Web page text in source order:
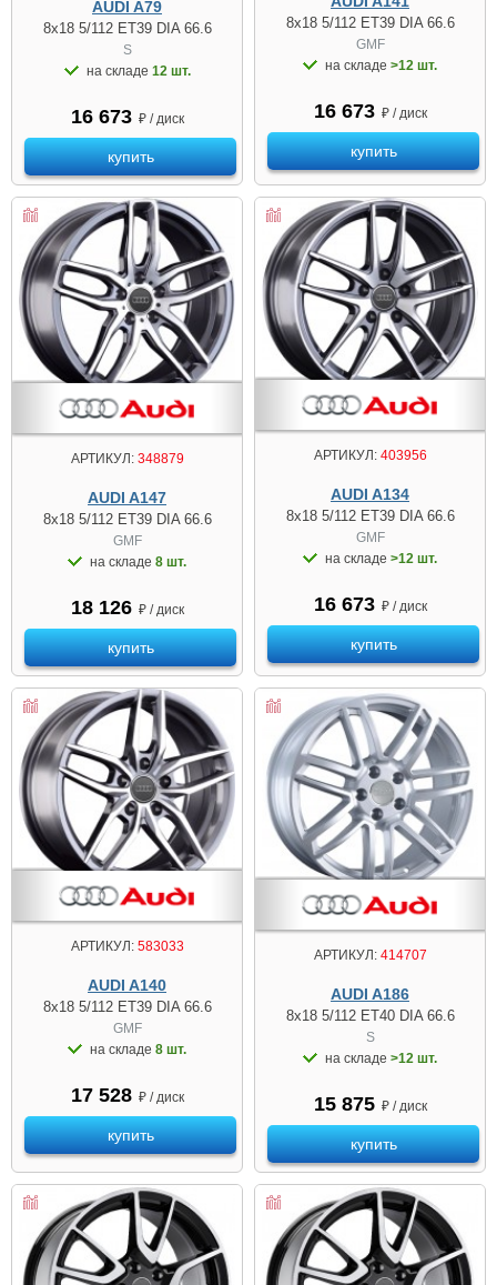
AUDI A79
8x18 5/112 ET39 DIA 66.6
S
на складе 12 шт.
16 673 ₽ / диск
купить
8x18 5/112 ET39 DIA 66.6
GMF
на складе >12 шт.
16 673 ₽ / диск
купить
АРТИКУЛ:348879
AUDI A147
8x18 5/112 ET39 DIA 66.6
GMF
на складе 8 шт.
18 126 ₽ / диск
купить
АРТИКУЛ:403956
AUDI A134
8x18 5/112 ET39 DIA 66.6
GMF
на складе >12 шт.
16 673 ₽ / диск
купить
АРТИКУЛ:583033
AUDI A140
8x18 5/112 ET39 DIA 66.6
GMF
на складе 8 шт.
17 528 ₽ / диск
купить
АРТИКУЛ:414707
AUDI A186
8x18 5/112 ET40 DIA 66.6
S
на складе >12 шт.
15 875 ₽ / диск
купить